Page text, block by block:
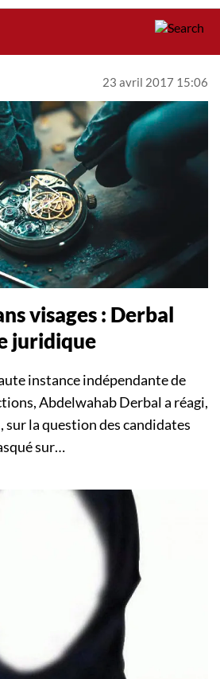
23 avril 2017 15:06
visages : Derbal
juridique
instance indépendante de
Abdelwahab Derbal a réagi,
sur la question des candidates
sur…